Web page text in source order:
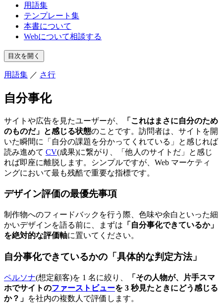
用語集
テンプレート集
本書について
Webについて相談する
目次を開く
用語集 ／ さ行
自分事化
サイトや広告を見たユーザーが、
「これはまさに自分のため
のものだ」と感じる状態のことです。訪問者は、サイトを開
いた瞬間に「自分の課題を分かってくれている」と感じれば
読み進めて CV(成果)に繋がり、「他人のサイトだ」と感じ
れば即座に離脱します。シンプルですが、Web マーケティ
ングにおいて最も残酷で重要な指標です。
デザイン評価の最優先事項
制作物へのフィードバックを行う際、色味や余白といった細
かいデザインを語る前に、まずは 「自分事化できているか」
を絶対的な評価軸に置いてください。
自分事化できているかの「具体的な判定方法」
ペルソナ(想定顧客)を 1 名に絞り、
「その人物が、片手スマ
ホでサイトのファーストビューを 3 秒見たときにどう感じる
か？」 を社内の複数人で評価します。